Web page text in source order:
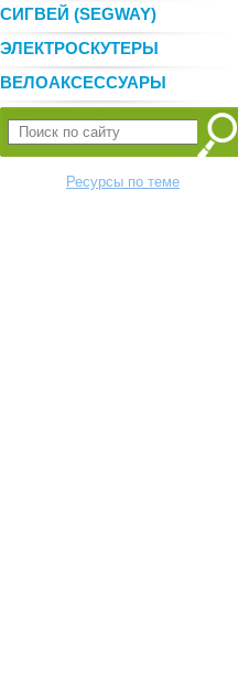
СИГВЕЙ (SEGWAY)
ЭЛЕКТРОСКУТЕРЫ
ВЕЛОАКСЕССУАРЫ
Ресурсы по теме